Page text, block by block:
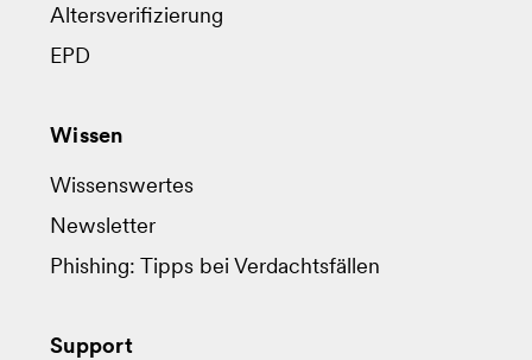
Altersverifizierung
EPD
Wissen
Wissenswertes
Newsletter
Phishing: Tipps bei Verdachtsfällen
Support